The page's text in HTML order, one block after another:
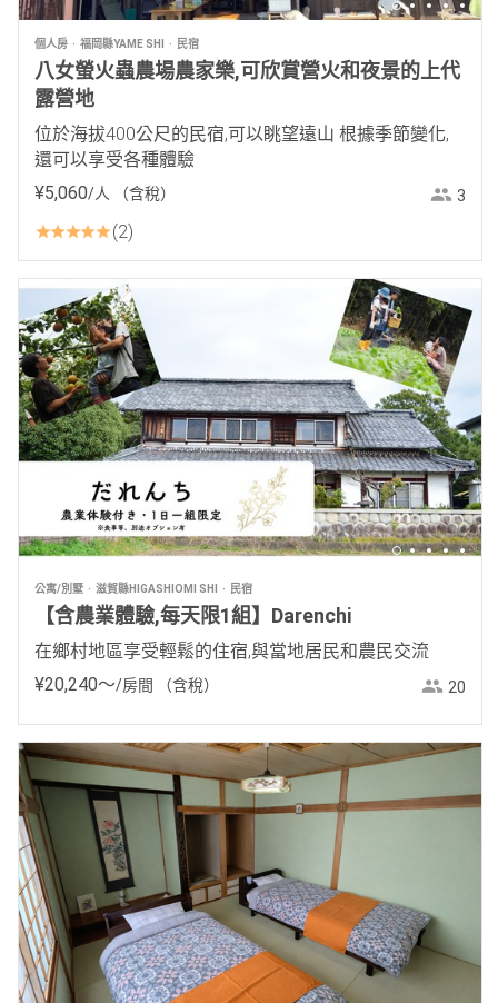
個人房 福岡縣YAME SHI 民宿
八女螢火蟲農場農家樂,可欣賞營火和夜景的上代
露營地
位於海拔400公尺的民宿,可以眺望遠山 根據季節變化,
還可以享受各種體驗
¥5,060/人 （含稅） 3
2
公寓/別墅 滋賀縣HIGASHIOMI SHI 民宿
【含農業體驗,每天限1組】Darenchi
在鄉村地區享受輕鬆的住宿,與當地居民和農民交流
¥20,240〜/房間 （含稅） 20